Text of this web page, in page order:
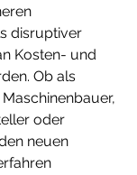
disruptiver
Kosten- und
Ob als
oder
neuen